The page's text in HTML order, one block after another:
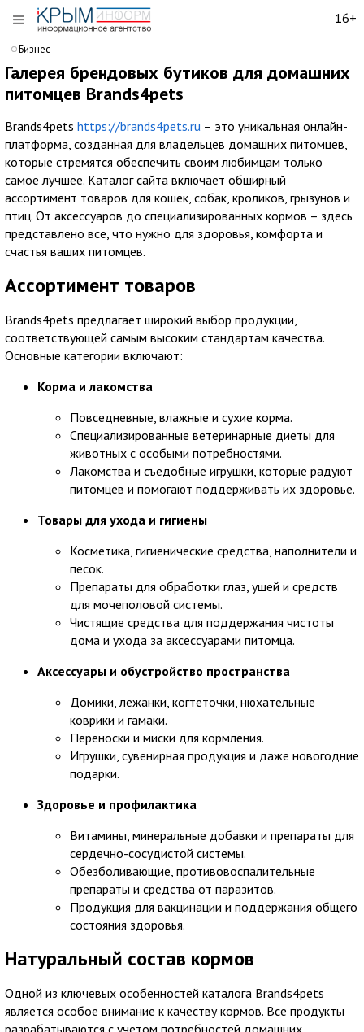
16+
Бизнес
Галерея брендовых бутиков для домашних
питомцев Brands4pets
Brands4pets https://brands4pets.ru – это уникальная онлайн-
платформа, созданная для владельцев домашних питомцев,
которые стремятся обеспечить своим любимцам только
самое лучшее. Каталог сайта включает обширный
ассортимент товаров для кошек, собак, кроликов, грызунов и
птиц. От аксессуаров до специализированных кормов – здесь
представлено все, что нужно для здоровья, комфорта и
счастья ваших питомцев.
Ассортимент товаров
Brands4pets предлагает широкий выбор продукции,
соответствующей самым высоким стандартам качества.
Основные категории включают:
Корма и лакомства
Повседневные, влажные и сухие корма.
Специализированные ветеринарные диеты для
животных с особыми потребностями.
Лакомства и съедобные игрушки, которые радуют
питомцев и помогают поддерживать их здоровье.
Товары для ухода и гигиены
Косметика, гигиенические средства, наполнители и
песок.
Препараты для обработки глаз, ушей и средств
для мочеполовой системы.
Чистящие средства для поддержания чистоты
дома и ухода за аксессуарами питомца.
Аксессуары и обустройство пространства
Домики, лежанки, когтеточки, нюхательные
коврики и гамаки.
Переноски и миски для кормления.
Игрушки, сувенирная продукция и даже новогодние
подарки.
Здоровье и профилактика
Витамины, минеральные добавки и препараты для
сердечно-сосудистой системы.
Обезболивающие, противовоспалительные
препараты и средства от паразитов.
Продукция для вакцинации и поддержания общего
состояния здоровья.
Натуральный состав кормов
Одной из ключевых особенностей каталога Brands4pets
является особое внимание к качеству кормов. Все продукты
разрабатываются с учетом потребностей домашних